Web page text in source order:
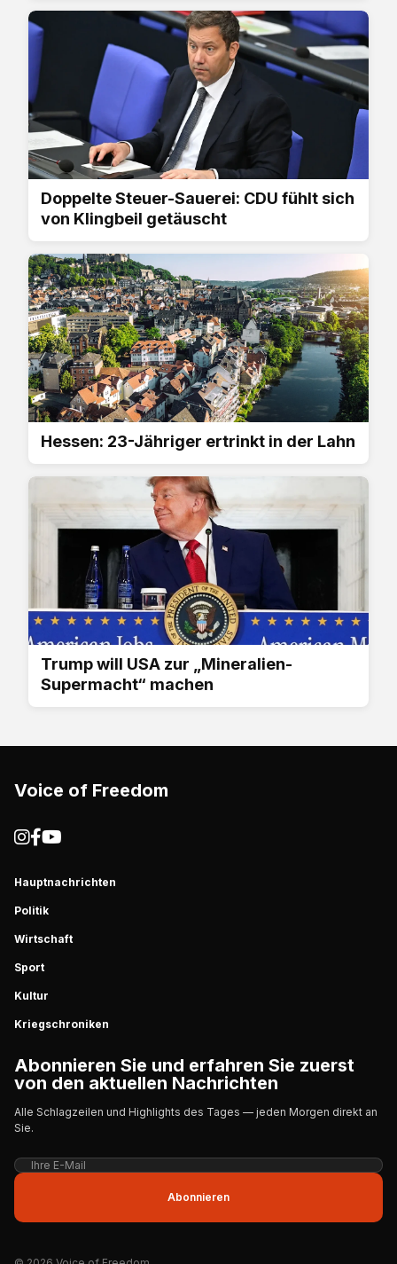
Doppelte Steuer-Sauerei: CDU fühlt sich
von Klingbeil getäuscht
Hessen: 23-Jähriger ertrinkt in der Lahn
Trump will USA ⁠zur „Mineralien-
Supermacht“ machen
Voice of Freedom
Hauptnachrichten
Politik
Wirtschaft
Sport
Kultur
Kriegschroniken
Abonnieren Sie und erfahren Sie zuerst
von den aktuellen Nachrichten
Alle Schlagzeilen und Highlights des Tages — jeden Morgen direkt an
Sie.
Abonnieren